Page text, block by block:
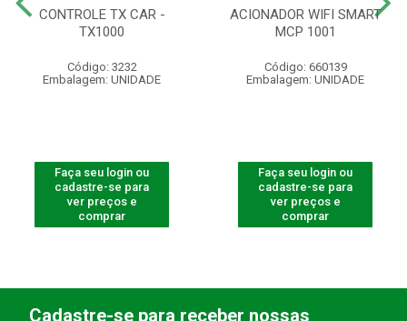
CONTROLE TX CAR -
TX1000
Código: 3232
Embalagem: UNIDADE
Faça seu login ou
cadastre-se para
ver preços e
comprar
ACIONADOR WIFI SMART
MCP 1001
Código: 660139
Embalagem: UNIDADE
Faça seu login ou
cadastre-se para
ver preços e
comprar
Cadastre-se para receber nossas